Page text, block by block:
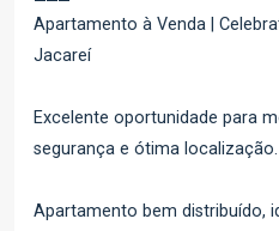
Apartamento à Venda |
Jacareí
Excelente oportunidade para
segurança e ótima localização.
Apartamento bem distribuído,